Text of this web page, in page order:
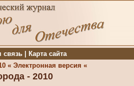
связь
Карта сайта
« Электронная версия «
- 2010